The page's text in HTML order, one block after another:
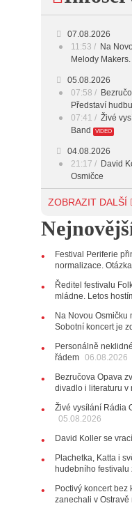
17:00 -
18:00 - 20:00
20:00 -
23:00 - 00:00
07.08.2026
11:53
Na
Melody
05.08.2026
07:58
Představí
07:41
Živé
Band
VIDEO
04.08.2026
21:17
David
Osmičce
03.08.2026
11:00
Do
listopadu v
10:33
Od
28.07.2026
několik desítek
27.07.2026
20:44
10:06
Ladná
Kirschner,
24.07.2026
17:06
10:02
Kapela
jsme
ZOBRAZIT DALŠÍ
Festival Periferie
normalizace.
Ředitel festivalu
mládne. Letos
Na Novou Osmičku
Sobotní koncert je
Personálně
řádem 06.08.2026
Bezručova Opava
divadlo i literaturu v
Živé vysílání Rádia
05.08.2026
David Koller se
Plachetka, Katta i
hudebního festivalu
Poctivý koncert
zanechali v